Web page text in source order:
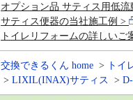
オプション品 サティス用低
サティス便器の当社施工例
トイレリフォームの詳しいご
交換できるくん home トイ
LIXIL(INAX)サティス